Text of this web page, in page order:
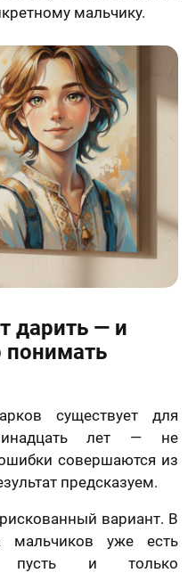
мальчику.
дарить — и
понимать
существует для
лет — не
совершаются из
предсказуем.
вариант. В
мальчиков уже есть
пусть и только